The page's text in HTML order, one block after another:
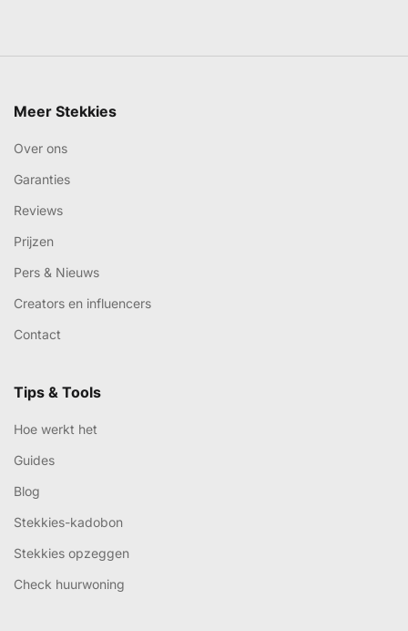
Meer Stekkies
Over ons
Garanties
Reviews
Prijzen
Pers & Nieuws
Creators en influencers
Contact
Tips & Tools
Hoe werkt het
Guides
Blog
Stekkies-kadobon
Stekkies opzeggen
Check huurwoning